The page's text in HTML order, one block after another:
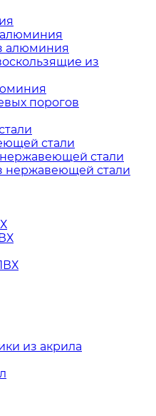
алюминия
из
порогов
стали
стали
нержавеющей стали
из акрила